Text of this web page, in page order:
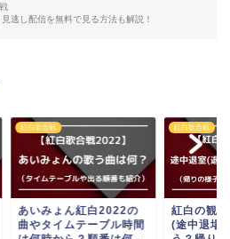
逃し配信を無料で見る方法も解説！
ん紅白2022の
ムテーブル時間
紅白歌合戦
紅白の観覧で途中退
(途中退場)やトイレ